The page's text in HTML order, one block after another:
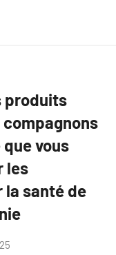
produits
vous
les
la santé de